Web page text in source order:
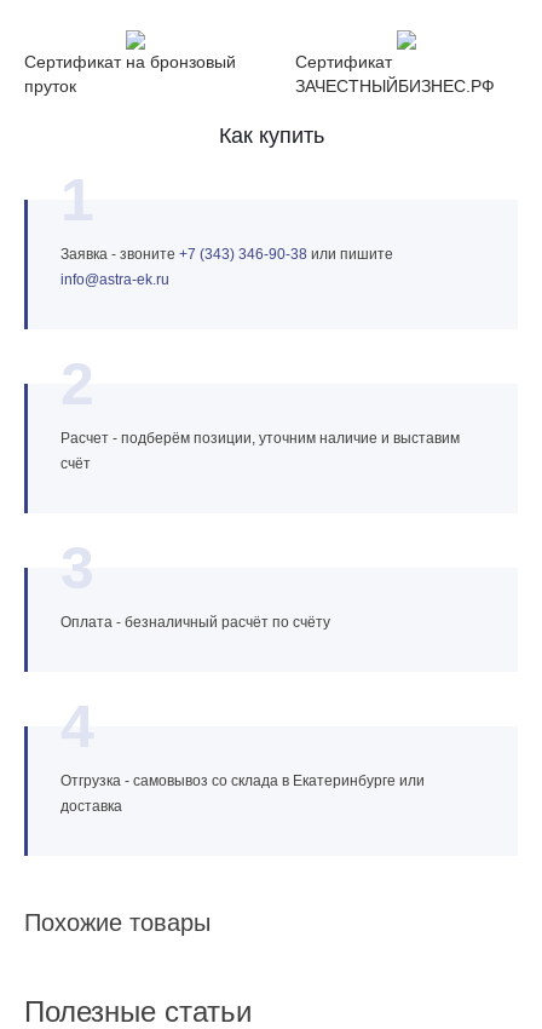
Сертификат на бронзовый
пруток
Сертификат
ЗАЧЕСТНЫЙБИЗНЕС.РФ
Как купить
1
Заявка - звоните +7 (343) 346‑90‑38 или пишите
info@astra‑ek.ru
2
Расчет - подберём позиции, уточним наличие и выставим
счёт
3
Оплата - безналичный расчёт по счёту
4
Отгрузка - самовывоз со склада в Екатеринбурге или
доставка
Похожие товары
Полезные статьи